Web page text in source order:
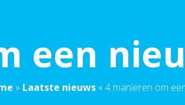
een
» Laatste nieuws» 4 manieren om